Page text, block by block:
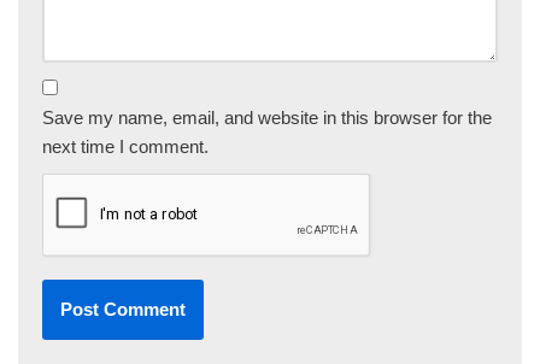
Save my name, email, and website in this browser for the
next time I comment.